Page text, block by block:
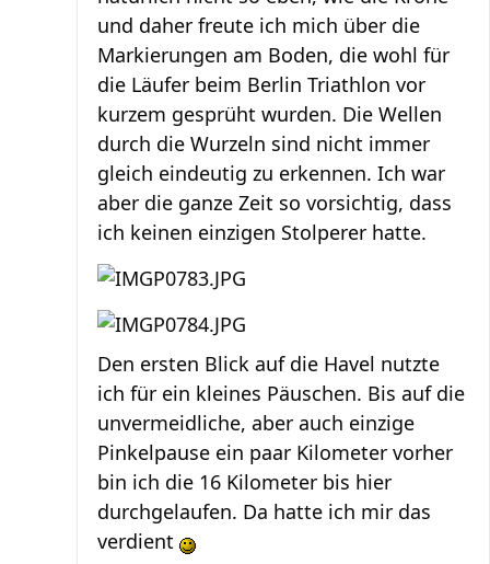
und daher freute ich mich über die
Markierungen am Boden, die wohl für
die Läufer beim Berlin Triathlon vor
kurzem gesprüht wurden. Die Wellen
durch die Wurzeln sind nicht immer
gleich eindeutig zu erkennen. Ich war
aber die ganze Zeit so vorsichtig, dass
ich keinen einzigen Stolperer hatte.
Den ersten Blick auf die Havel nutzte
ich für ein kleines Päuschen. Bis auf die
unvermeidliche, aber auch einzige
Pinkelpause ein paar Kilometer vorher
bin ich die 16 Kilometer bis hier
durchgelaufen. Da hatte ich mir das
verdient